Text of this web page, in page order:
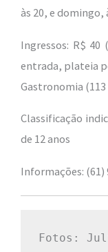
às 20, e domingo,
Ingressos: R$
entrada, plateia
Gastronomia (113
Classificação
de 12 anos
Informações: (61)
Fotos: